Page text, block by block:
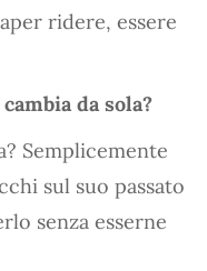
ridere, essere
da sola?
Semplicemente
sul suo passato
senza esserne